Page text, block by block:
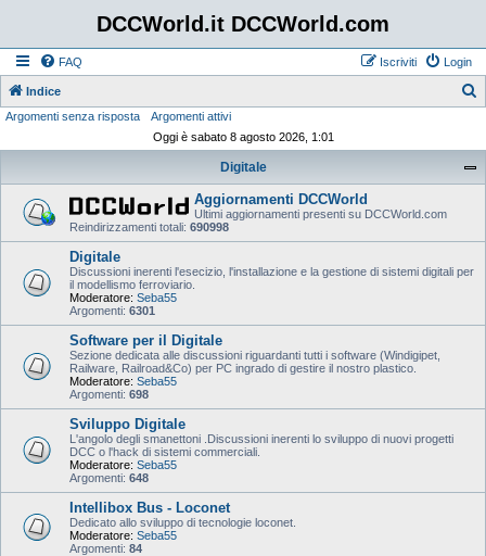
DCCWorld.it DCCWorld.com
FAQ Login
Iscriviti
Indice
Argomenti senza risposta
Argomenti attivi
Oggi è sabato 8 agosto 2026, 1:01
Digitale
Aggiornamenti DCCWorld
Ultimi aggiornamenti presenti su DCCWorld.com
Reindirizzamenti totali: 690998
Digitale
Discussioni inerenti l'esecizio, l'installazione e la gestione di sistemi digitali per
il modellismo ferroviario.
Moderatore: Seba55
Argomenti: 6301
Software per il Digitale
Sezione dedicata alle discussioni riguardanti tutti i software (Windigipet,
Railware, Railroad&Co) per PC ingrado di gestire il nostro plastico.
Moderatore: Seba55
Argomenti: 698
Sviluppo Digitale
L'angolo degli smanettoni .Discussioni inerenti lo sviluppo di nuovi progetti
DCC o l'hack di sistemi commerciali.
Moderatore: Seba55
Argomenti: 648
Intellibox Bus - Loconet
Dedicato allo sviluppo di tecnologie loconet.
Moderatore: Seba55
Argomenti: 84